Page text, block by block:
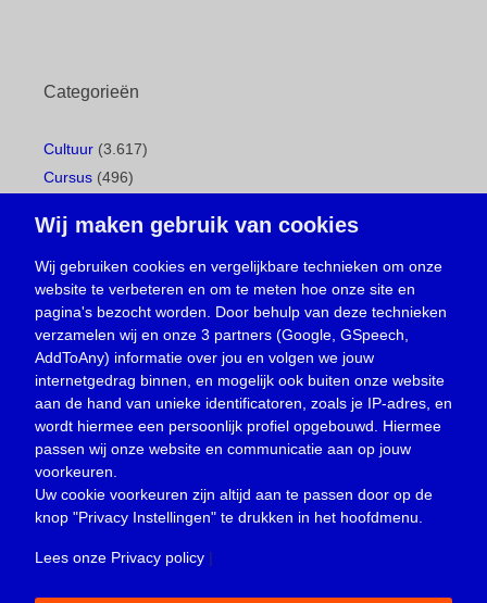
Categorieën
Cultuur (3.617)
Cursus (496)
Gemeentepagina(104)
Ingezonden brief(537)
Media(156)
Nieuws (23.329)
Oproep(734)
Overlijden(39)
Podcast(18)
prijsvraag (5)
Religie (1.438)
Service(226)
Wij maken gebruik van cookies
Wij gebruiken cookies en vergelijkbare technieken om onze
website te verbeteren en om te meten hoe onze site en
pagina's bezocht worden. Door behulp van deze technieken
verzamelen wij en onze 3 partners (Google, GSpeech,
AddToAny) informatie over jou en volgen we jouw
internetgedrag binnen, en mogelijk ook buiten onze website
aan de hand van unieke identificatoren, zoals je IP-adres, en
wordt hiermee een persoonlijk profiel opgebouwd. Hiermee
passen wij onze website en communicatie aan op jouw
voorkeuren.
Uw cookie voorkeuren zijn altijd aan te passen door op de
knop "Privacy Instellingen" te drukken in het hoofdmenu.
Lees onze Privacy policy |